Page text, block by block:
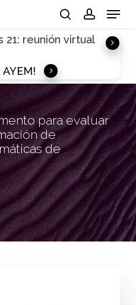
Menu
21: reunión virtual
para evaluar
de
de